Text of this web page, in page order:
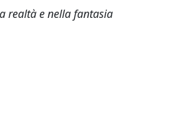
realtà e nella fantasia